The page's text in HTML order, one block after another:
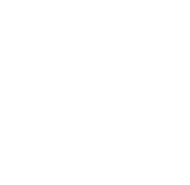
Чтобы по-настоящему ощутить
путешествие и